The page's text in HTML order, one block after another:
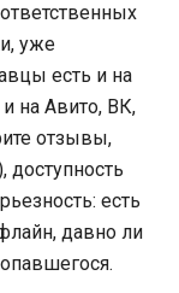
уже
есть и на
на Авито, ВК,
отзывы,
доступность
есть
давно ли